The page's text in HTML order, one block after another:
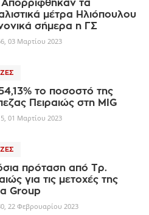
Aπορρίφθηκαν τα
μέτρα Ηλιόπουλου
σήμερα η ΓΣ
03 Μαρτίου 2023
το ποσοστό της
Πειραιώς στη MIG
01 Μαρτίου 2023
πρόταση από Τρ.
για τις μετοχές της
Group
22 Φεβρουαρίου 2023